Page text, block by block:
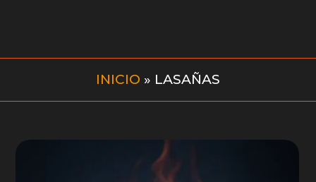
INICIO » LASAÑAS